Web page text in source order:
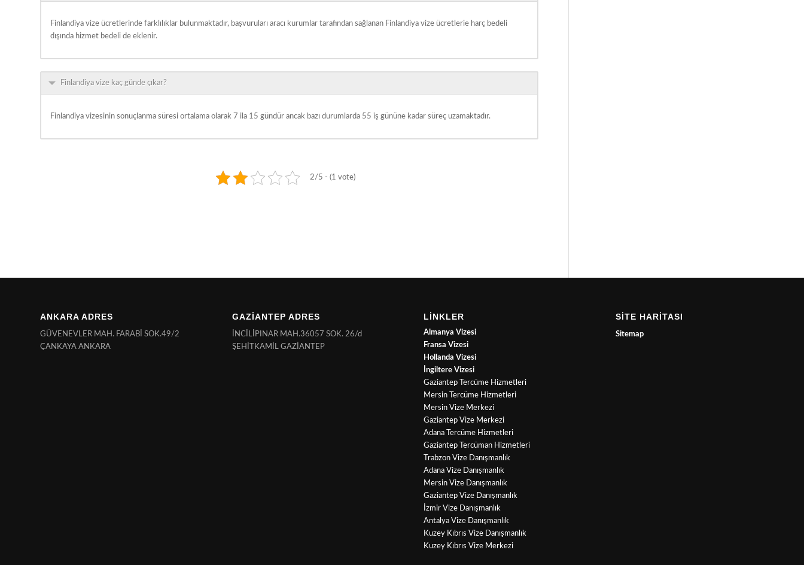
Finlandiya vize ücretlerinde farklılıklar bulunmaktadır, başvuruları aracı kurumlar tarafından sağlanan Finlandiya vize ücretlerie harç bedeli
dışında hizmet bedeli de eklenir.
Finlandiya vize kaç günde çıkar?
Finlandiya vizesinin sonuçlanma süresi ortalama olarak 7 ila 15 gündür ancak bazı durumlarda 55 iş gününe kadar süreç uzamaktadır.
2/5 - (1 vote)
ANKARA ADRES
GÜVENEVLER MAH. FARABİ SOK.49/2
ÇANKAYA ANKARA
GAZİANTEP ADRES
İNCİLİPINAR MAH.36057 SOK. 26/d
ŞEHİTKAMİL GAZİANTEP
LİNKLER
Almanya Vizesi
Fransa Vizesi
Hollanda Vizesi
İngiltere Vizesi
Gaziantep Tercüme Hizmetleri
Mersin Tercüme Hizmetleri
Mersin Vize Merkezi
Gaziantep Vize Merkezi
Adana Tercüme Hizmetleri
Gaziantep Tercüman Hizmetleri
Trabzon Vize Danışmanlık
Adana Vize Danışmanlık
Mersin Vize Danışmanlık
Gaziantep Vize Danışmanlık
İzmir Vize Danışmanlık
Antalya Vize Danışmanlık
Kuzey Kıbrıs Vize Danışmanlık
Kuzey Kıbrıs Vize Merkezi
SİTE HARİTASI
Sitemap